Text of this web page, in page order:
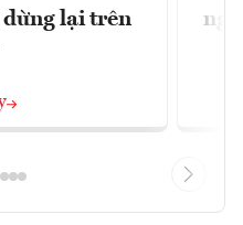
dừng lại trên